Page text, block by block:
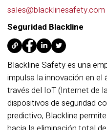
sales@blacklinesafety.com
Seguridad Blackline
Blackline Safety es una
impulsa la innovación en
través del IoT (Internet de
dispositivos de seguridad
predictivo, Blackline